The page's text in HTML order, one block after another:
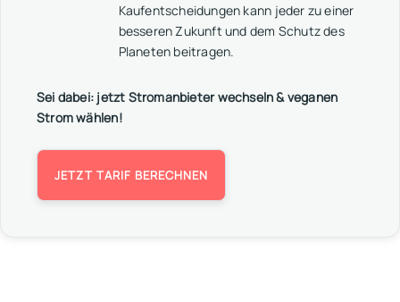
Kaufentscheidungen kann jeder zu einer
besseren Zukunft und dem Schutz des
Planeten beitragen.
Sei dabei: jetzt Stromanbieter wechseln & veganen
Strom wählen!
JETZT TARIF BERECHNEN